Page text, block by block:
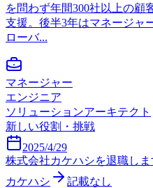
を問わず年間300社以上の顧
支援。後半3年はマネージャ
ローバ...
マネージャー
エンジニア
ソリューションアーキテクト
新しい役割・挑戦
2025/4/29
株式会社カケハシを退職しま
カケハシ
記載なし